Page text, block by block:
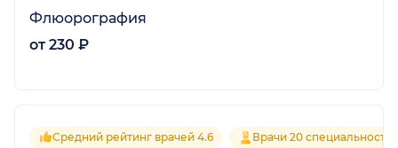
Флюорография
от 230 ₽
Средний рейтинг врачей 4.6 Врачи 20